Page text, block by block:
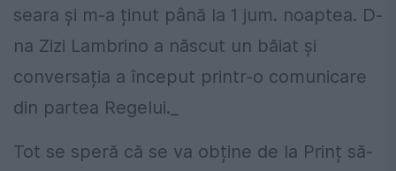
seara și m-a ținut până la 1 jum. noaptea. D-
na Zizi Lambrino a născut un băiat și
conversația a început printr-o comunicare
din partea Regelui._
Tot se speră că se va obține de la Prinț să-